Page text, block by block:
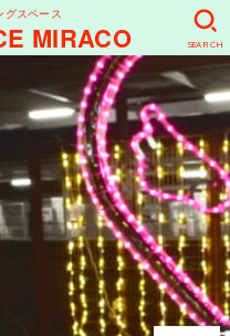
グスペース
MIRACO SEARCH